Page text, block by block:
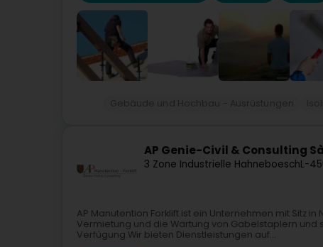
AP Genie-Civil & Consulting
3 Zone Industrielle HahneboeschL-
AP Manutention Forklift ist ein Unternehmen mit Sitz
Vermietung und die Wartung von Gabelstaplern
Verfügung.Wir bieten Dienstleistungen auf...